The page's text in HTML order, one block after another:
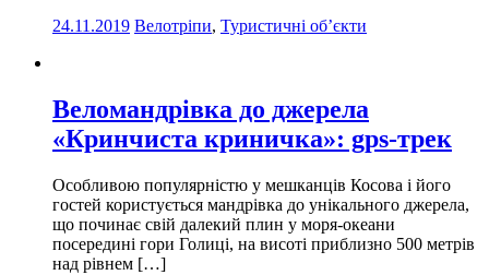
24.11.2019 Велотріпи, Туристичні об’єкти
Веломандрівка до джерела
«Кринчиста криничка»: gps-трек
Особливою популярністю у мешканців Косова і його
гостей користується мандрівка до унікального джерела,
що починає свій далекий плин у моря-океани
посередині гори Голиці, на висоті приблизно 500 метрів
над рівнем […]